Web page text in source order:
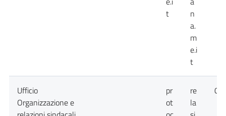
t
n
a.
m
e.i
t
Ufficio
Organizzazione e
pr
ot
re
la